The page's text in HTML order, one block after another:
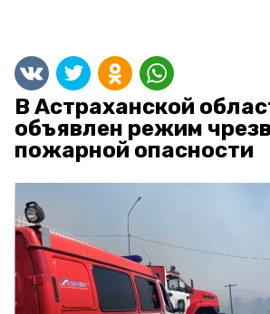
В Астраханской
объявлен режим
пожарной опасности